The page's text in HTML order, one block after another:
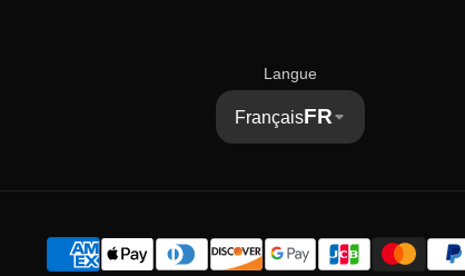
Langue
FrançaisFR